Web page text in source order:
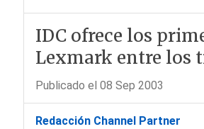
IDC ofrece los
Lexmark entre los
Publicado el 08 Sep 2003
Redacción Channel Partner